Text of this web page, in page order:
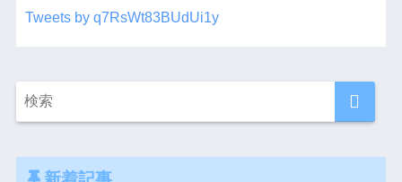
Tweets by q7RsWt83BUdUi1y